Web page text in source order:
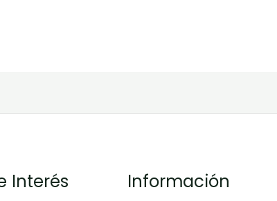
Interés Información